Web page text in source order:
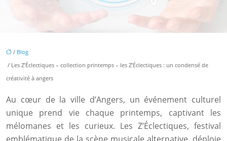
/ Blog
/ Les Z’Éclectiques – collection printemps – les Z’Éclectiques : un condensé de
créativité à angers
Au cœur de la ville d’Angers, un événement culturel
unique prend vie chaque printemps, captivant les
mélomanes et les curieux. Les Z’Éclectiques, festival